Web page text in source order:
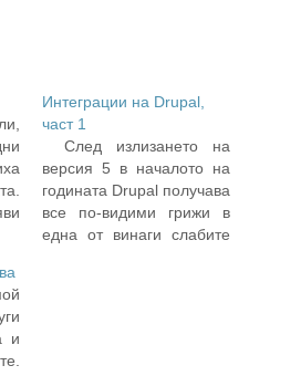
Интеграции на Drupal,
част 1
След излизането на
версия 5 в началото на
годината Drupal получава
все по-видими грижи в
една от винаги слабите
и